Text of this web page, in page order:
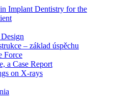
Implant Dentistry for the
– základ úspěchu
Force
a Case Report
on X-rays